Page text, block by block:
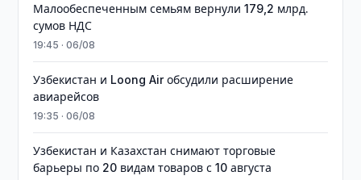
Малообеспеченным семьям вернули 179,2 млрд.
сумов НДС
19:45 · 06/08
Узбекистан и Loong Air обсудили расширение
авиарейсов
19:35 · 06/08
Узбекистан и Казахстан снимают торговые
барьеры по 20 видам товаров с 10 августа